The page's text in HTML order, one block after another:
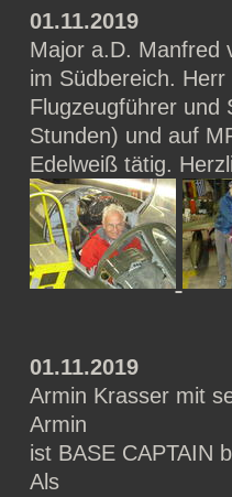
01.11.2019
Major a.D. Manfred
im Südbereich.
Flugzeugführer
Stunden) und auf
Edelweiß tätig.
01.11.2019
Armin Krasser mit
Armin
ist BASE CAPTAIN
Als